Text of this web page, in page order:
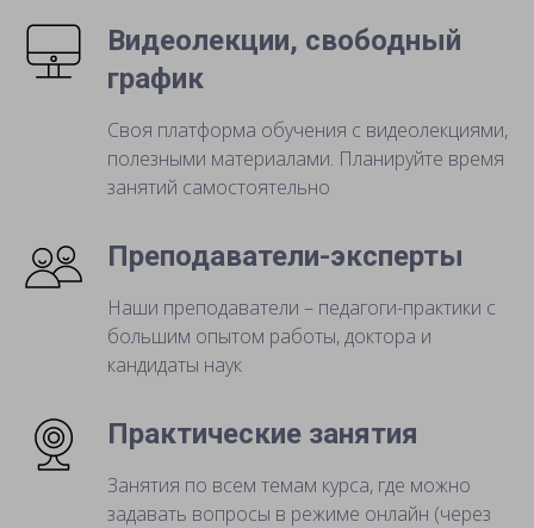
Видеолекции, свободный
график
Своя платформа обучения с видеолекциями,
полезными материалами. Планируйте время
занятий самостоятельно
Преподаватели-эксперты
Наши преподаватели – педагоги-практики с
большим опытом работы, доктора и
кандидаты наук
Практические занятия
Занятия по всем темам курса, где можно
задавать вопросы в режиме онлайн (через